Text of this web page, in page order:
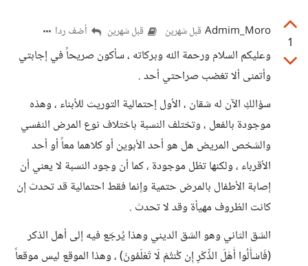
1
Admim_Moro قبل شهرين قبل شهرين أضف ردا
وعليكم السلام ورحمة الله وبركاته ، سأكون صريحاً في إجابتي
وأتمنى ألا تغضب صراحتي أحد .
سؤالكِ الآن له شقان ، الأول إحتمالية التوريث للأبناء ، وهذه
موجودة بالفعل ، وتختلف النسبة باختلاف نوع المرض النفسي
والشخص المريض هل هو أحد الأبوين أو كلاهما معاً أو أحد
الأقرباء ، ولكنها تظل موجودة ، كما أن وجود النسبة لا يعني أن
إصابة الأطفال بالمرض حتمية وإنما فقط احتمالية قد تحدث إن
كانت الظروف مهيأة وقد لا تحدث .
الشق الثاني وهو الشق الديني وهذا يُرجَع فيه إلى أهل الذكر
(فَاسْأَلُوا أَهْلَ الذِّكْرِ إِن كُنتُمْ لَا تَعْلَمُونَ) ، وهذا الموقع ليس موقعاً